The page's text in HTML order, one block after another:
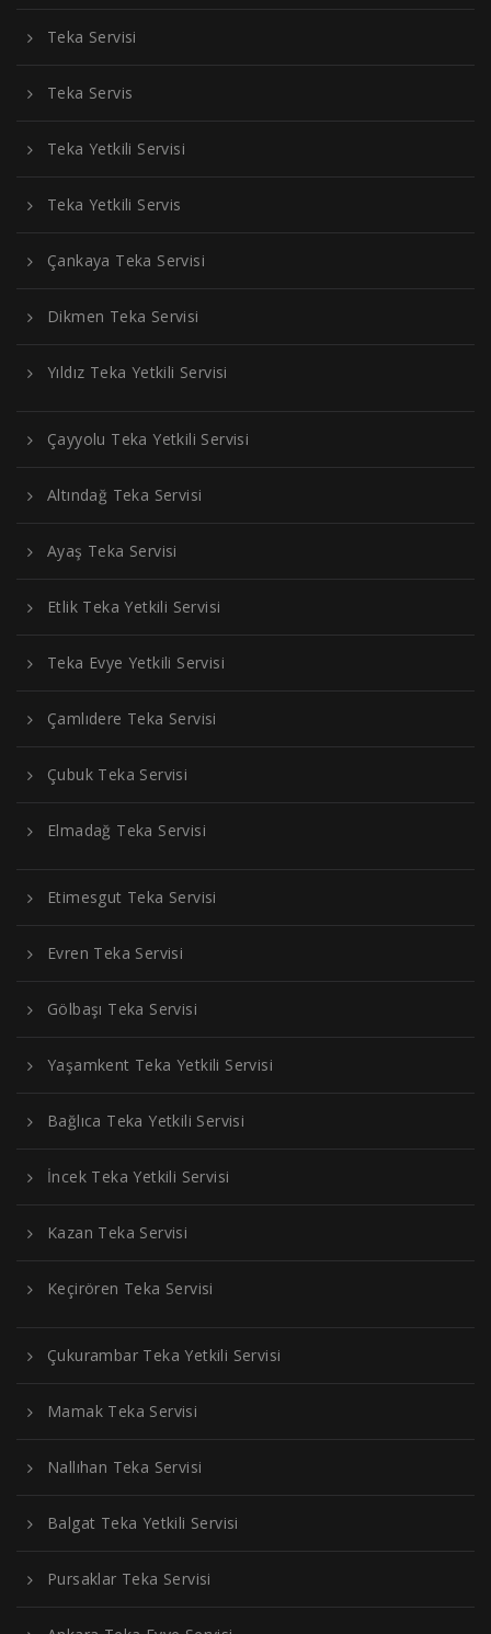
Teka Servisi
Teka Servis
Teka Yetkili Servisi
Teka Yetkili Servis
Çankaya Teka Servisi
Dikmen Teka Servisi
Yıldız Teka Yetkili Servisi
Çayyolu Teka Yetkili Servisi
Altındağ Teka Servisi
Ayaş Teka Servisi
Etlik Teka Yetkili Servisi
Teka Evye Yetkili Servisi
Çamlıdere Teka Servisi
Çubuk Teka Servisi
Elmadağ Teka Servisi
Etimesgut Teka Servisi
Evren Teka Servisi
Gölbaşı Teka Servisi
Yaşamkent Teka Yetkili Servisi
Bağlıca Teka Yetkili Servisi
İncek Teka Yetkili Servisi
Kazan Teka Servisi
Keçirören Teka Servisi
Çukurambar Teka Yetkili Servisi
Mamak Teka Servisi
Nallıhan Teka Servisi
Balgat Teka Yetkili Servisi
Pursaklar Teka Servisi